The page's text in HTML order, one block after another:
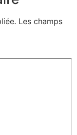
Les champs